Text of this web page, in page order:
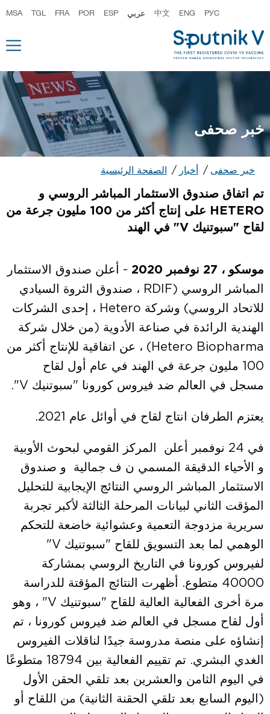
РУС
ENG
中文 عربي ESP
POR
FRA
TGL
MSA
خبر صحفى
الصفحة الرئيسية أخبار خبر صحفى
تم اتفاق صندوق الاستثمار المباشر الروسي و
HETERO على إنتاج أكثر من 100 مليون جرعة من
لقاح "سبوتنيك V" في الهند
موسكو ، 27 نوفمبر 2020
- أعلن صندوق الاستثمار
المباشر الروسي (RDIF ، صندوق الثروة السيادي
للاتحاد الروسي) وشركة Hetero ، إحدى الشركات
الهندية الرائدة في صناعة الأدوية (من خلال شركة
Hetero Biopharma) ، عن اتفاقية للإنتاج أكثر من
100 مليون جرعة في الهند في عام أول لقاح
مسجل في العالم ضد فيروس كورونا "سبوتنيك V".
يعتزم الطرفان انتاج لقاح في أوائل عام 2021.
في 24 نوفمبر أعلن المركز القومي لبحوث الأوبية
و الأحياء الدقيقة المسمي ن ف جمالية و صندوق
الاستثمار المباشر الروسي النتائج الإيجابية للتحليل
المؤقت الثاني لبيانات المرحلة الثالثة لأكبر تجربة
سريرية مزدوجة التعمية وعشوائية خاضعة للتحكم
الوهمي لما بعد التسويق للقاح "سبوتنيك V"
لفيروس كورونا في التاريخ الروسي بمشاركة
40000 متطوع. أظهرت النتائج المؤقتة للدراسة
مرة أخرى الفعالية العالية للقاح "سبوتنيك V" ، وهو
أول لقاح مسجل في العالم ضد فيروس كورونا ، تم
إنشاؤه على منصة مدروسة جيدًا لناقلات الفيروس
الغدي البشري. تم تقييم الفعالية بين 18794 متطوعًا
في اليوم الثامن والعشرين بعد تلقي الحقن الأول
(اليوم السابع بعد تلقي الحقنة الثانية) من اللقاح أو